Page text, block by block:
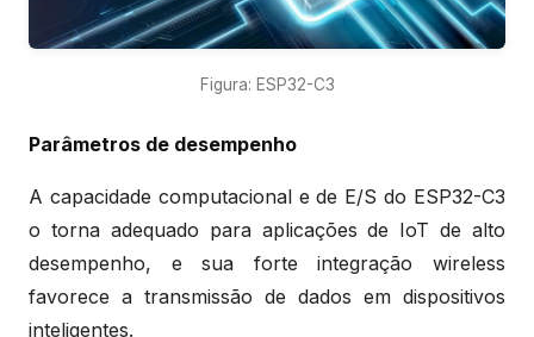
Figura: ESP32-C3
Parâmetros de desempenho
A capacidade computacional e de E/S do ESP32-C3
o torna adequado para aplicações de IoT de alto
desempenho, e sua forte integração wireless
favorece a transmissão de dados em dispositivos
inteligentes.